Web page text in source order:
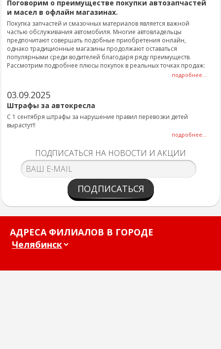
Поговорим о преимуществе покупки автозапчастей
и масел в офлайн магазинах.
Покупка запчастей и смазочных материалов является важной
частью обслуживания автомобиля. Многие автовладельцы
предпочитают совершать подобные приобретения онлайн,
однако традиционные магазины продолжают оставаться
популярными среди водителей благодаря ряду преимуществ.
Рассмотрим подробнее плюсы покупок в реальных точках продаж:
подробнее...
03.09.2025
Штрафы за автокресла
С 1 сентября штрафы за нарушение правил перевозки детей
вырастут!!
подробнее...
ПОДПИСАТЬСЯ НА НОВОСТИ И АКЦИИ
ПОДПИСАТЬСЯ
АДРЕСА ФИЛИАЛОВ В ГОРОДЕ